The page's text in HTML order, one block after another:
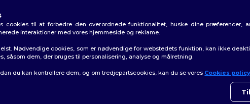
Ordresporing
cookies til at forbedre den overordnede funktionalitet, huske dine præferencer,
interaktioner med vores hjemmeside og reklame.
Nødvendige cookies, som er nødvendige for webstedets funktion, kan ikke
dem, der bruges til personalisering, analyse og målretning.
du kan kontrollere dem, og om tredjepartscookies, kan du se vores Cookies policy
👋